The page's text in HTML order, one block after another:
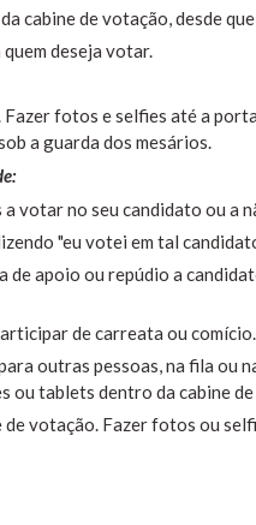
cabine de votação, desde
deseja votar.
Fazer fotos e selfies até a
a guarda dos mesários.
votar no seu candidato ou a
"eu votei em tal
de apoio ou repúdio a
de carreata ou comício.
outras pessoas, na fila ou
ou tablets dentro da cabine
de votação. Fazer fotos ou